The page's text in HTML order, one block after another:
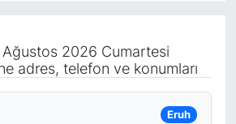
2026 Cumartesi
adres, telefon ve konumları
Eruh
(Arşiv)